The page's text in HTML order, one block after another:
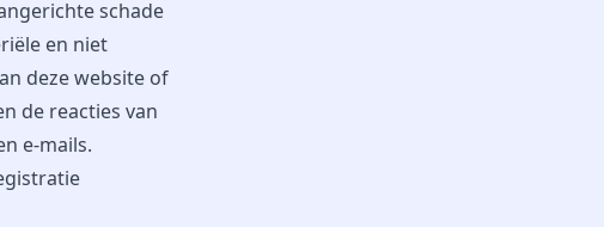
schade
en niet
deze website of
de reacties van
e-mails.